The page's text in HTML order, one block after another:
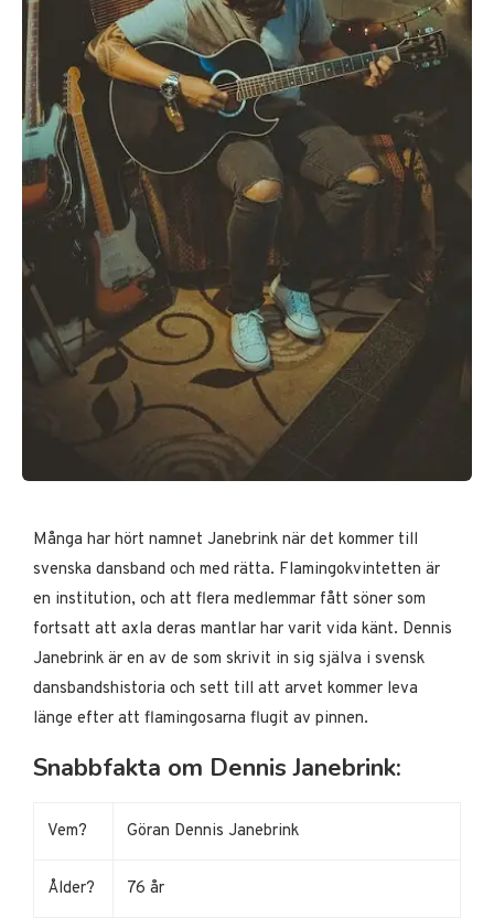
Många har hört namnet Janebrink när det kommer till
svenska dansband och med rätta. Flamingokvintetten är
en institution, och att flera medlemmar fått söner som
fortsatt att axla deras mantlar har varit vida känt. Dennis
Janebrink är en av de som skrivit in sig själva i svensk
dansbandshistoria och sett till att arvet kommer leva
länge efter att flamingosarna flugit av pinnen.
Snabbfakta om Dennis Janebrink:
Vem? Göran Dennis Janebrink
Ålder? 76 år